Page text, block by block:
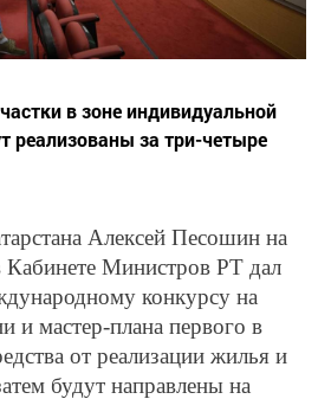
в зоне индивидуальной
реализованы за три-четыре
Алексей Песошин на
Кабинете Министров РТ дал
конкурсу на
и мастер-плана первого в
от реализации жилья и
будут направлены на